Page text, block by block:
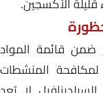
الأكسجين.
قائمة المواد
المنشطات